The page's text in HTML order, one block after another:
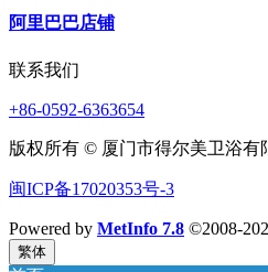
阿里巴巴店铺
联系我们
+86-0592-6363654
版权所有 © 厦门市得尔美卫浴有
闽ICP备17020353号-3
Powered by MetInfo 7.8 ©2008-
繁体